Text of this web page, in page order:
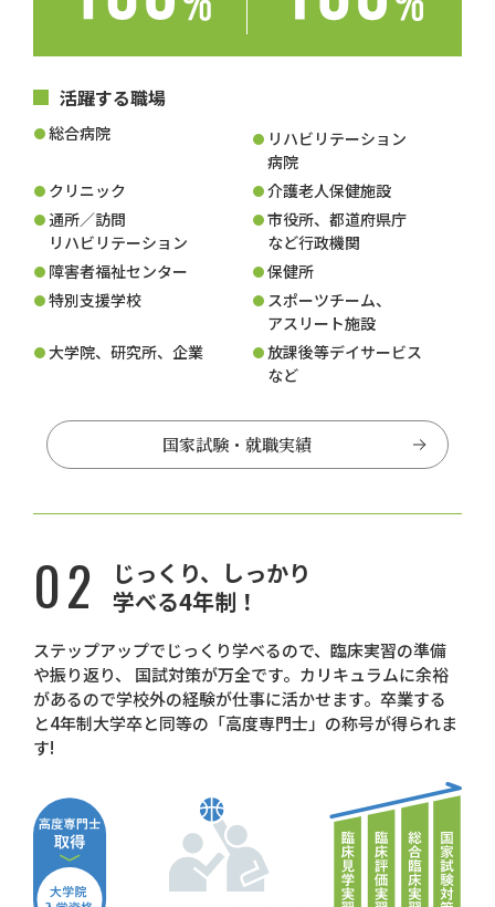
活躍する職場
総合病院
リハビリテーション
病院
クリニック
介護老人保健施設
通所／訪問
リハビリテーション
市役所、都道府県庁
など行政機関
障害者福祉センター
保健所
特別支援学校
スポーツチーム、
アスリート施設
大学院、研究所、企業
放課後等デイサービス
など
国家試験・就職実績
02
じっくり、しっかり
学べる4年制！
ステップアップでじっくり学べるので、臨床実習の準備
や振り返り、 国試対策が万全です。カリキュラムに余裕
があるので学校外の経験が仕事に活かせます。卒業する
と4年制大学卒と同等の「高度専門士」の称号が得られま
す!